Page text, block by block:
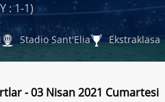
: 1-1)
Stadio Sant'Elia Ekstraklasa
- 03 Nisan 2021 Cumartesi